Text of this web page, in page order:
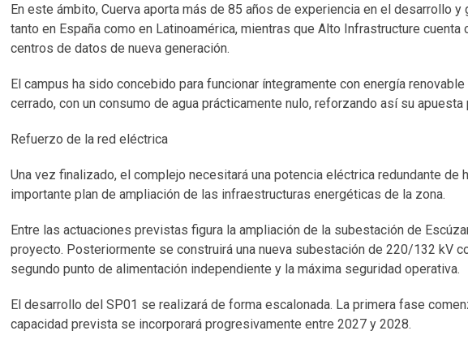
En este ámbito, Cuerva aporta más de 85 años de experiencia en el desarrollo
tanto en España como en Latinoamérica, mientras que Alto Infrastructure
centros de datos de nueva generación.
El campus ha sido concebido para funcionar íntegramente con energía
cerrado, con un consumo de agua prácticamente nulo, reforzando así su
Refuerzo de la red eléctrica
Una vez finalizado, el complejo necesitará una potencia eléctrica redundante
importante plan de ampliación de las infraestructuras energéticas de la zona.
Entre las actuaciones previstas figura la ampliación de la subestación de
proyecto. Posteriormente se construirá una nueva subestación de 220/132 kV
segundo punto de alimentación independiente y la máxima seguridad operativa.
El desarrollo del SP01 se realizará de forma escalonada. La primera fase
capacidad prevista se incorporará progresivamente entre 2027 y 2028.